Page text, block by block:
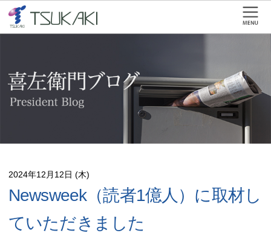
2024年12月12日 (木)
Newsweek（読者1億人）に取材し
ていただきました